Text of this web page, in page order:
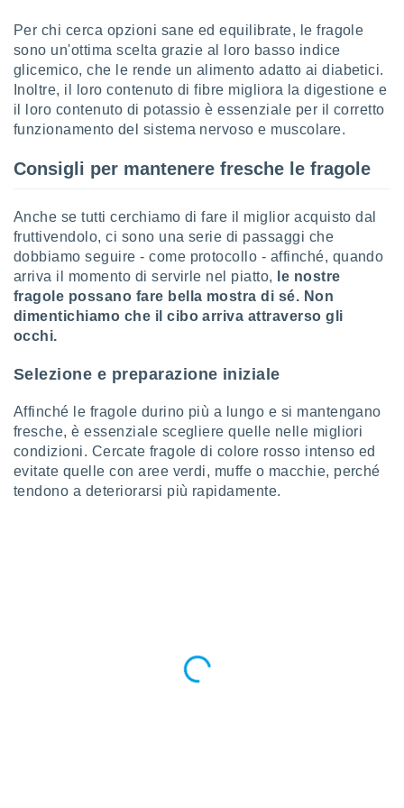
la
su
web,
e
di
dati
al quale
Per
tuo
facendo
" o
cookie
sito
Per chi cerca opzioni sane ed equilibrate, le fragole
sono un'ottima scelta grazie al loro basso indice
glicemico, che le rende un alimento adatto ai diabetici.
Inoltre, il loro contenuto di fibre migliora la digestione e
il loro contenuto di potassio è essenziale per il corretto
funzionamento del sistema nervoso e muscolare.
Consigli per mantenere fresche le fragole
Anche se tutti cerchiamo di fare il miglior acquisto dal
fruttivendolo, ci sono una serie di passaggi che
dobbiamo seguire - come protocollo - affinché, quando
arriva il momento di servirle nel piatto,
le nostre
fragole possano fare bella mostra di sé. Non
dimentichiamo che il cibo arriva attraverso gli
occhi.
Selezione e preparazione iniziale
Affinché le fragole durino più a lungo e si mantengano
fresche, è essenziale scegliere quelle nelle migliori
condizioni. Cercate fragole di colore rosso intenso ed
evitate quelle con aree verdi, muffe o macchie, perché
tendono a deteriorarsi più rapidamente.